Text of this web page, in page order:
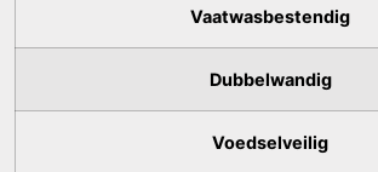
Vaatwasbestendig
Dubbelwandig
Voedselveilig